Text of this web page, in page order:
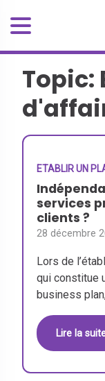
Topic:
ETABLIR UN
services
clients ?
28 décembre
Lors de
qui constitue
business
Lire la